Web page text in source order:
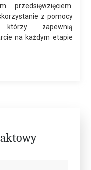
przedsięwzięciem.
z pomocy
którzy zapewnią
na każdym etapie